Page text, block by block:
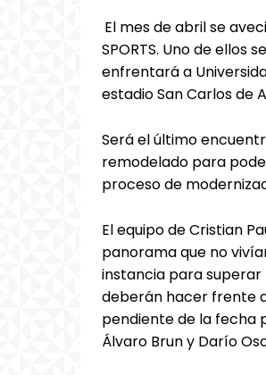
El mes de abril se
SPORTS. Uno de ellos
enfrentará a
estadio San Carlos de
Será el último
remodelado para
proceso de
El equipo de Cristian
panorama que no
instancia para superar
deberán hacer frente
pendiente de la fecha
Álvaro Brun y Darío